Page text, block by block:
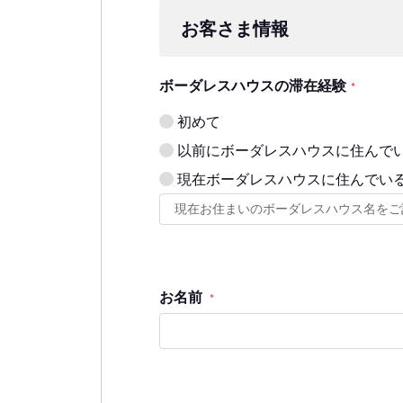
お客さま情報
ボーダレスハウスの滞在経験 *
初めて
以前にボーダレスハウスに住んで
現在ボーダレスハウスに住んでい
お名前 *